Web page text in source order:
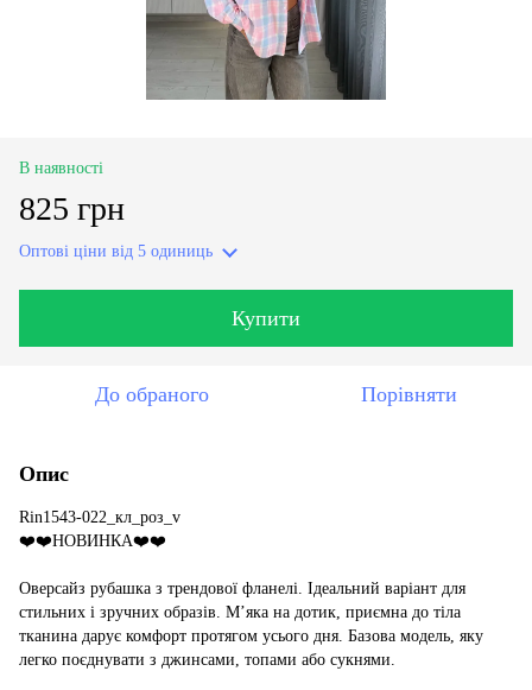
В наявності
825 грн
Оптові ціни від 5 одиниць
Купити
До обраного Порівняти
Опис
Rin1543-022_кл_роз_v
❤️❤️НОВИНКА❤️❤️
Оверсайз рубашка з трендової фланелі. Ідеальний варіант для
стильних і зручних образів. М’яка на дотик, приємна до тіла
тканина дарує комфорт протягом усього дня. Базова модель, яку
легко поєднувати з джинсами, топами або сукнями.